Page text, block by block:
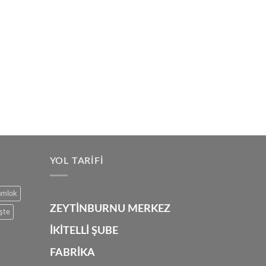
YOL TARIFI
ZEYTİNBURNU MERKEZ
İKİTELLİ ŞUBE
FABRİKA